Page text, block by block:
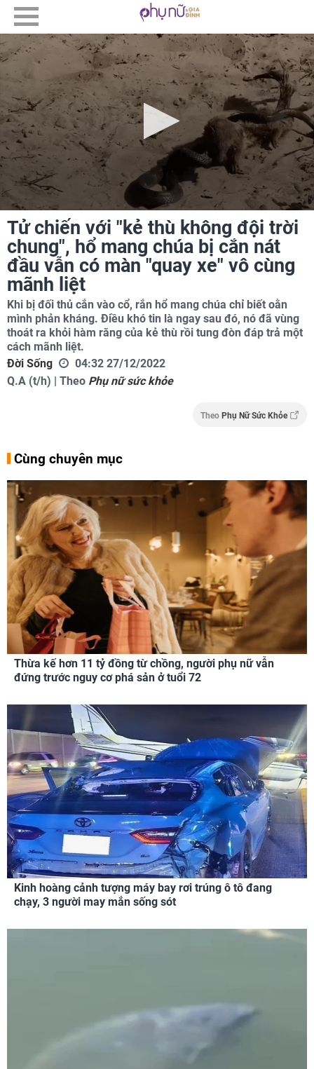
Tử chiến với "kẻ thù không đội trời
chung", hổ mang chúa bị cắn nát
đầu vẫn có màn "quay xe" vô cùng
mãnh liệt
Khi bị đối thủ cắn vào cổ, rắn hổ mang chúa chỉ biết oằn
mình phản kháng. Điều khó tin là ngay sau đó, nó đã vùng
thoát ra khỏi hàm răng của kẻ thù rồi tung đòn đáp trả một
cách mãnh liệt.
Đời Sống
04:32 27/12/2022
Q.A (t/h) | Theo Phụ nữ sức khỏe
Theo Phụ Nữ Sức Khỏe
Cùng chuyên mục
Thừa kế hơn 11 tỷ đồng từ chồng, người phụ nữ vẫn
đứng trước nguy cơ phá sản ở tuổi 72
Kinh hoàng cảnh tượng máy bay rơi trúng ô tô đang
chạy, 3 người may mắn sống sót